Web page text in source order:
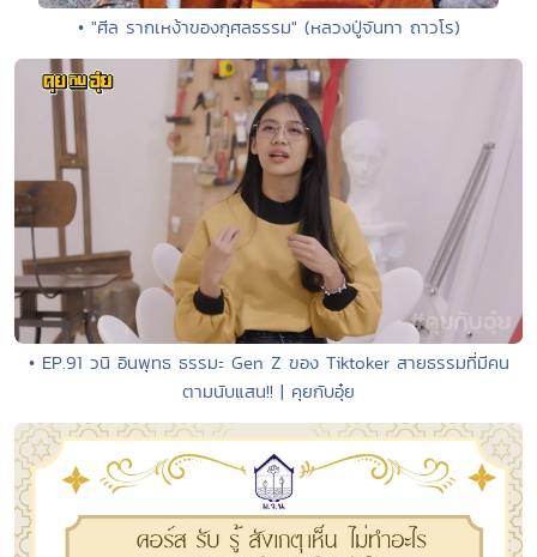
• "ศีล รากเหง้าของกุศลธรรม" (หลวงปู่จันทา ถาวโร)
• EP.91 วนิ อินพุทธ ธรรมะ Gen Z ของ Tiktoker สายธรรมที่มีคน
ตามนับแสน!! | คุยกับอุ๋ย